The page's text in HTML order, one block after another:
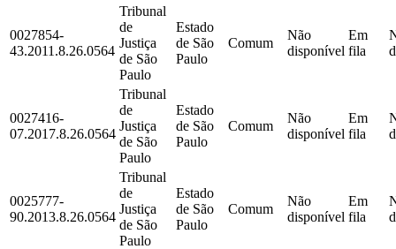
0027854-
43.2011.8.26.0564
Tribunal
de
Justiça
de São
Paulo
Estado
de São
Paulo
Comum
Não
disponível
Em
fila
0027416-
07.2017.8.26.0564
Tribunal
de
Justiça
de São
Paulo
Estado
de São
Paulo
Comum
Não
disponível
Em
fila
0025777-
90.2013.8.26.0564
Tribunal
de
Justiça
de São
Paulo
Estado
de São
Paulo
Comum
Não
disponível
Em
fila